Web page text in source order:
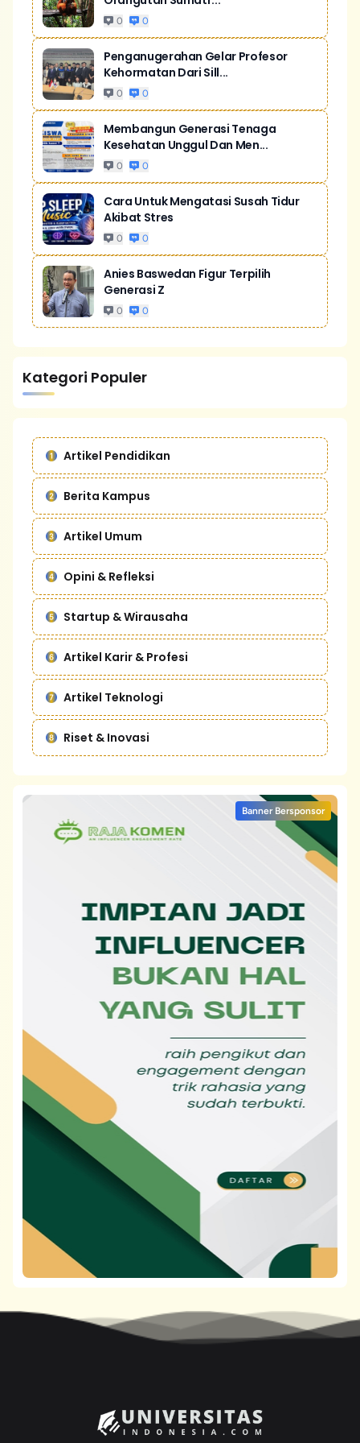
0 0
Penganugerahan Gelar Profesor
Kehormatan Dari Sill...
0 0
Membangun Generasi Tenaga
Kesehatan Unggul Dan Men...
0 0
Cara Untuk Mengatasi Susah Tidur
Akibat Stres
0 0
Anies Baswedan Figur Terpilih
Generasi Z
0 0
Kategori Populer
Artikel Pendidikan
Berita Kampus
Artikel Umum
Opini & Refleksi
Startup & Wirausaha
Artikel Karir & Profesi
Artikel Teknologi
Riset & Inovasi
Banner Bersponsor